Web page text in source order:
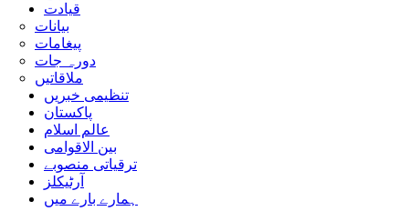
قیادت
بیانات
پیغامات
دورہ جات
ملاقاتیں
تنظیمی خبریں
پاکستان
عالم اسلام
بین الاقوامی
ترقیاتی منصوبے
آرٹیکلز
ہمارے بارے میں